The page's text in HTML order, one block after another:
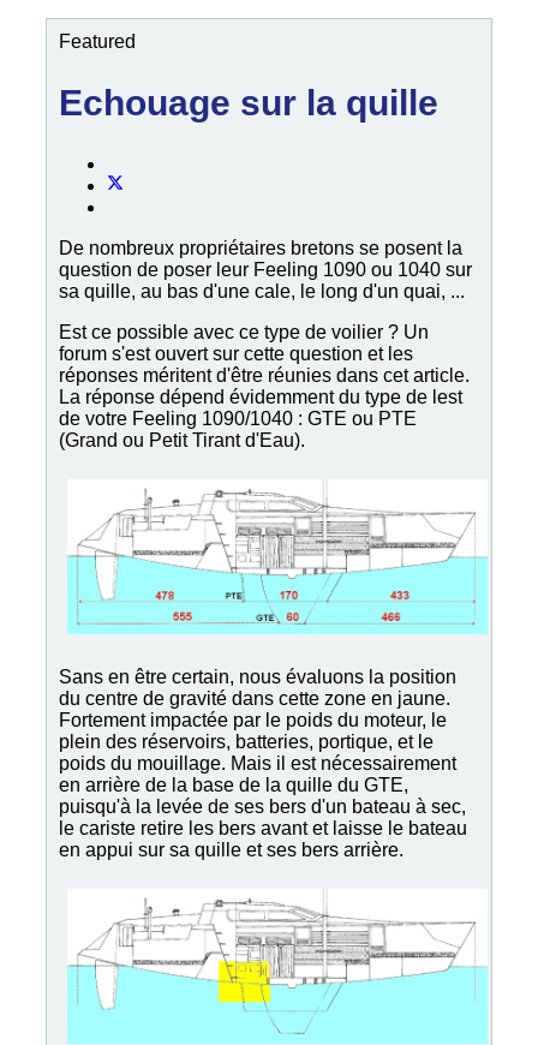
Featured
Echouage sur la quille
De nombreux propriétaires bretons se posent la
question de poser leur Feeling 1090 ou 1040 sur
sa quille, au bas d'une cale, le long d'un quai, ...
Est ce possible avec ce type de voilier ? Un
forum s'est ouvert sur cette question et les
réponses méritent d'être réunies dans cet article.
La réponse dépend évidemment du type de lest
de votre Feeling 1090/1040 : GTE ou PTE
(Grand ou Petit Tirant d'Eau).
Sans en être certain, nous évaluons la position
du centre de gravité dans cette zone en jaune.
Fortement impactée par le poids du moteur, le
plein des réservoirs, batteries, portique, et le
poids du mouillage. Mais il est nécessairement
en arrière de la base de la quille du GTE,
puisqu'à la levée de ses bers d'un bateau à sec,
le cariste retire les bers avant et laisse le bateau
en appui sur sa quille et ses bers arrière.